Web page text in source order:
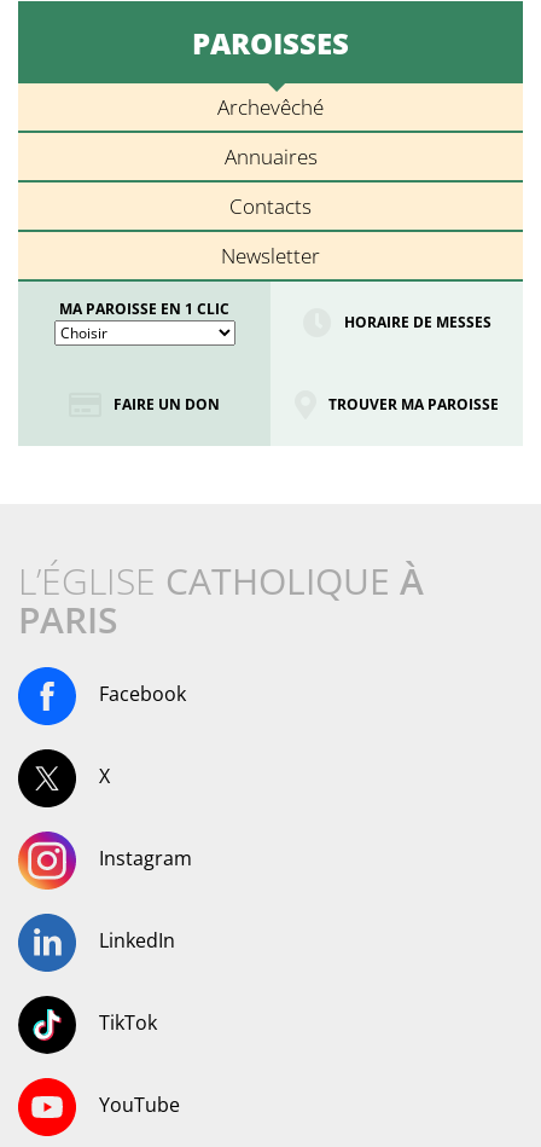
PAROISSES
Archevêché
Annuaires
Contacts
Newsletter
MA PAROISSE EN 1 CLIC
HORAIRE DE MESSES
FAIRE UN DON TROUVER MA PAROISSE
L’ÉGLISE CATHOLIQUE À
PARIS
Facebook
X
Instagram
LinkedIn
TikTok
YouTube